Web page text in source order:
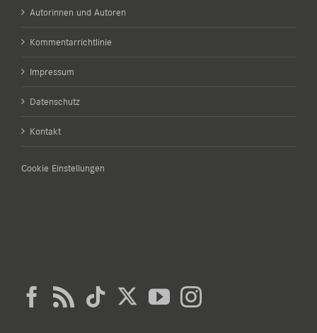
Autorinnen und Autoren
Kommentarrichtlinie
Impressum
Datenschutz
Kontakt
Cookie Einstellungen